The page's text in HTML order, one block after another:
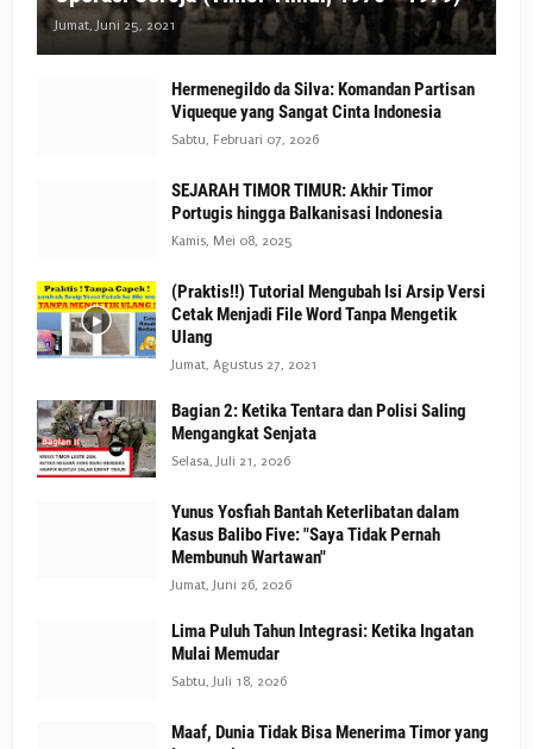
Jumat, Juni 25, 2021
Hermenegildo da Silva: Komandan Partisan
Viqueque yang Sangat Cinta Indonesia
Sabtu, Februari 07, 2026
SEJARAH TIMOR TIMUR: Akhir Timor
Portugis hingga Balkanisasi Indonesia
Kamis, Mei 08, 2025
(Praktis!!) Tutorial Mengubah Isi Arsip Versi
Cetak Menjadi File Word Tanpa Mengetik
Ulang
Jumat, Agustus 27, 2021
Bagian 2: Ketika Tentara dan Polisi Saling
Mengangkat Senjata
Selasa, Juli 21, 2026
Yunus Yosfiah Bantah Keterlibatan dalam
Kasus Balibo Five: "Saya Tidak Pernah
Membunuh Wartawan"
Jumat, Juni 26, 2026
Lima Puluh Tahun Integrasi: Ketika Ingatan
Mulai Memudar
Sabtu, Juli 18, 2026
Maaf, Dunia Tidak Bisa Menerima Timor yang